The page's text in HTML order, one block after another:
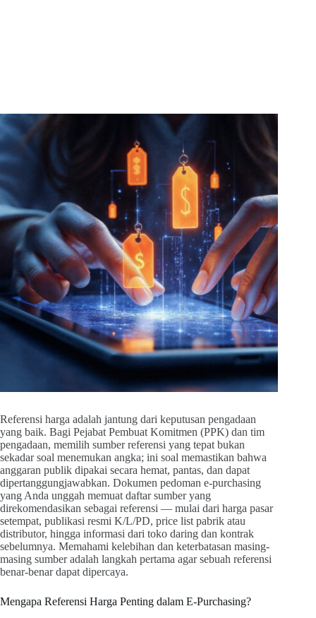
Referensi harga adalah jantung dari keputusan pengadaan
yang baik. Bagi Pejabat Pembuat Komitmen (PPK) dan tim
pengadaan, memilih sumber referensi yang tepat bukan
sekadar soal menemukan angka; ini soal memastikan bahwa
anggaran publik dipakai secara hemat, pantas, dan dapat
dipertanggungjawabkan. Dokumen pedoman e-purchasing
yang Anda unggah memuat daftar sumber yang
direkomendasikan sebagai referensi — mulai dari harga pasar
setempat, publikasi resmi K/L/PD, price list pabrik atau
distributor, hingga informasi dari toko daring dan kontrak
sebelumnya. Memahami kelebihan dan keterbatasan masing-
masing sumber adalah langkah pertama agar sebuah referensi
benar-benar dapat dipercaya.
Mengapa Referensi Harga Penting dalam E-Purchasing?